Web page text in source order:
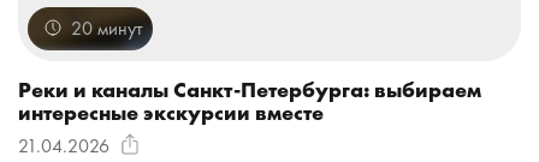
20 минут
Реки и каналы Санкт-Петербурга: выбираем
интересные экскурсии вместе
21.04.2026